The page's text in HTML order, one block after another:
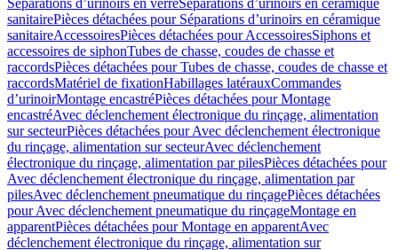
Séparations d’urinoirs en verreSéparations d’urinoirs en céramique
sanitairePièces détachées pour Séparations d’urinoirs en céramique
sanitaireAccessoiresPièces détachées pour AccessoiresSiphons et
accessoires de siphonTubes de chasse, coudes de chasse et
raccordsPièces détachées pour Tubes de chasse, coudes de chasse et
raccordsMatériel de fixationHabillages latérauxCommandes
dʼurinoirMontage encastréPièces détachées pour Montage
encastréAvec déclenchement électronique du rinçage, alimentation
sur secteurPièces détachées pour Avec déclenchement électronique
du rinçage, alimentation sur secteurAvec déclenchement
électronique du rinçage, alimentation par pilesPièces détachées pour
Avec déclenchement électronique du rinçage, alimentation par
pilesAvec déclenchement pneumatique du rinçagePièces détachées
pour Avec déclenchement pneumatique du rinçageMontage en
apparentPièces détachées pour Montage en apparentAvec
déclenchement électronique du rinçage, alimentation sur